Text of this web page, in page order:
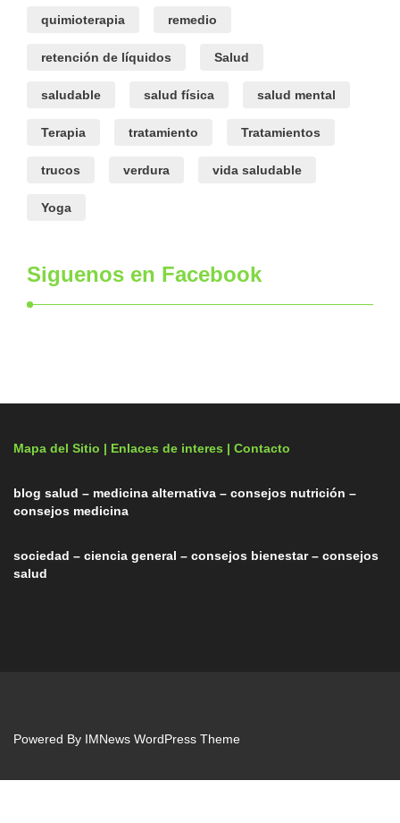
quimioterapia remedio
retención de líquidos Salud
saludable salud física salud mental
Terapia tratamiento Tratamientos
trucos verdura vida saludable
Yoga
Siguenos en Facebook
Mapa del Sitio | Enlaces de interes | Contacto
blog salud – medicina alternativa – consejos nutrición –
consejos medicina
sociedad – ciencia general – consejos bienestar – consejos
salud
Powered By IMNews WordPress Theme